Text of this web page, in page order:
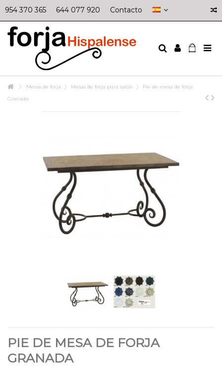
954 370 365 644 077 920 Contacto
Mesas de forja Mesas de forja para salón
Pie de mesa de forja
Granada
PIE DE MESA DE FORJA
GRANADA